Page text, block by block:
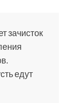
зачисток
едут